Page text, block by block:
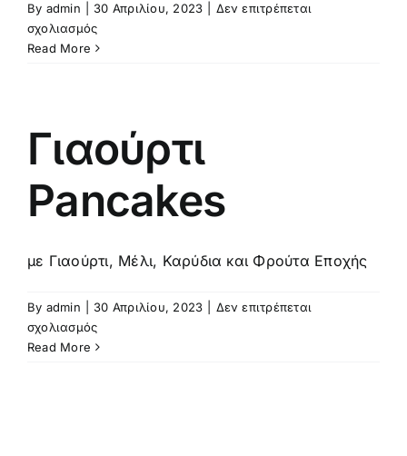
By admin 30 Απριλίου, 2023
Δεν επιτρέπεται
σχολιασμόςστο
Σοκολατένια
Read More
Γιαούρτι
Pancakes
με Γιαούρτι, Μέλι, Καρύδια και Φρούτα Εποχής
By admin 30 Απριλίου, 2023
Δεν επιτρέπεται
σχολιασμόςστο
Γιαούρτι
Read More